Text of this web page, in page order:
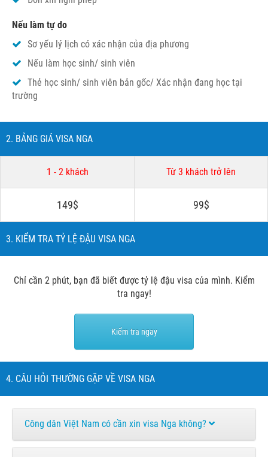
Nếu làm tự do
Sơ yếu lý lịch có xác nhận của địa phương
Nếu làm học sinh/ sinh viên
Thẻ học sinh/ sinh viên bản gốc/ Xác nhận đang học tại
trường
2. BẢNG GIÁ VISA NGA
1 - 2 khách Từ 3 khách trở lên
149$ 99$
3. KIỂM TRA TỶ LỆ ĐẬU VISA NGA
Chỉ cần 2 phút, bạn đã biết được tỷ lệ đậu visa của mình. Kiểm
tra ngay!
Kiểm tra ngay
4. CÂU HỎI THƯỜNG GẶP VỀ VISA NGA
Công dân Việt Nam có cần xin visa Nga không?